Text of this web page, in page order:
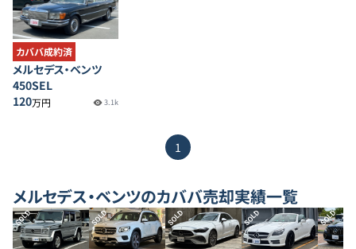
カババ成約済
メルセデス・ベンツ
450SEL
120万円 3.1k
1
メルセデス・ベンツのカババ売却実績一覧
SOLD SOLD SOLD SOLD SOLD